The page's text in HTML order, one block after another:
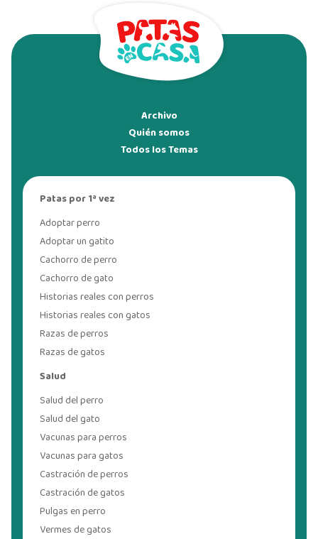
Archivo
Quién somos
Todos los Temas
Patas por 1ª vez
Adoptar perro
Adoptar un gatito
Cachorro de perro
Cachorro de gato
Historias reales con perros
Historias reales con gatos
Razas de perros
Razas de gatos
Salud
Salud del perro
Salud del gato
Vacunas para perros
Vacunas para gatos
Castración de perros
Castración de gatos
Pulgas en perro
Vermes de gatos